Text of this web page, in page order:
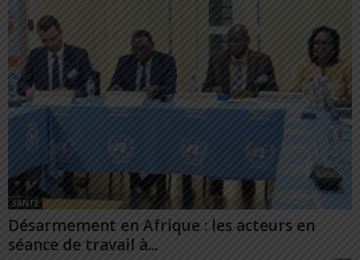
SANTÉ
Désarmement en Afrique : les acteurs en
séance de travail à...